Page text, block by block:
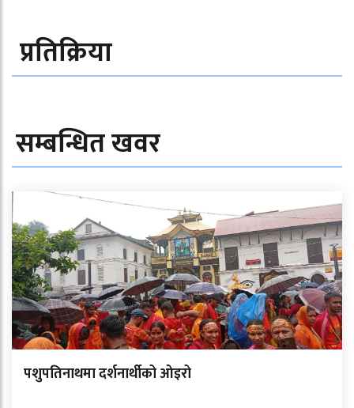
प्रतिक्रिया
सम्बन्धित खवर
पशुपतिनाथमा दर्शनार्थीको ओइरो